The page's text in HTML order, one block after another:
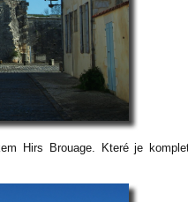
Hirs Brouage. Které je